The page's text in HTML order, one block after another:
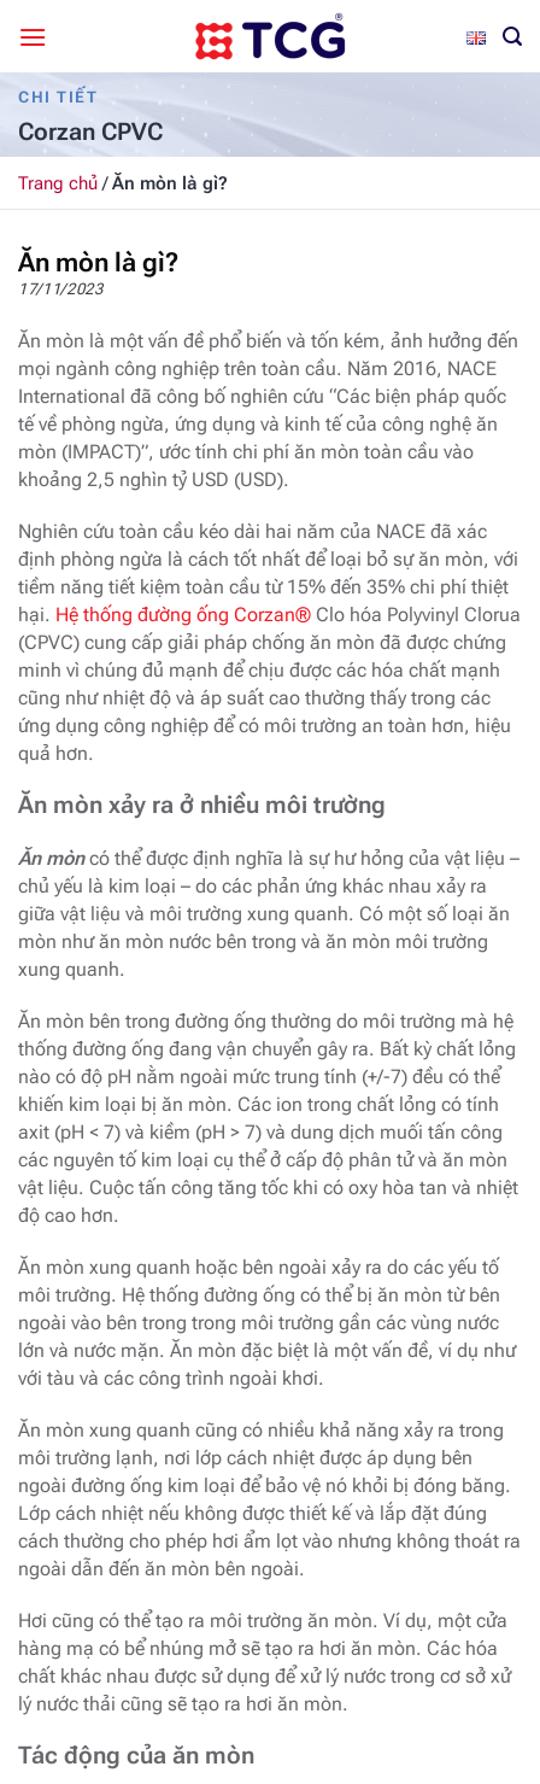
qua
nội
dungCHI TIẾT
Corzan CPVC
Trang chủ/Ăn mòn là gì?
Ăn mòn là gì?
17/11/2023
Ăn mòn là một vấn đề phổ biến và tốn kém, ảnh hưởng đến
mọi ngành công nghiệp trên toàn cầu. Năm 2016, NACE
International đã công bố nghiên cứu “Các biện pháp quốc
tế về phòng ngừa, ứng dụng và kinh tế của công nghệ ăn
mòn (IMPACT)”, ước tính chi phí ăn mòn toàn cầu vào
khoảng 2,5 nghìn tỷ USD (USD).
Nghiên cứu toàn cầu kéo dài hai năm của NACE đã xác
định phòng ngừa là cách tốt nhất để loại bỏ sự ăn mòn, với
tiềm năng tiết kiệm toàn cầu từ 15% đến 35% chi phí thiệt
hại. Hệ thống đường ống Corzan® Clo hóa Polyvinyl Clorua
(CPVC) cung cấp giải pháp chống ăn mòn đã được chứng
minh vì chúng đủ mạnh để chịu được các hóa chất mạnh
cũng như nhiệt độ và áp suất cao thường thấy trong các
ứng dụng công nghiệp để có môi trường an toàn hơn, hiệu
quả hơn.
Ăn mòn xảy ra ở nhiều môi trường
Ăn mòn có thể được định nghĩa là sự hư hỏng của vật liệu –
chủ yếu là kim loại – do các phản ứng khác nhau xảy ra
giữa vật liệu và môi trường xung quanh. Có một số loại ăn
mòn như ăn mòn nước bên trong và ăn mòn môi trường
xung quanh.
Ăn mòn bên trong đường ống thường do môi trường mà hệ
thống đường ống đang vận chuyển gây ra. Bất kỳ chất lỏng
nào có độ pH nằm ngoài mức trung tính (+/-7) đều có thể
khiến kim loại bị ăn mòn. Các ion trong chất lỏng có tính
axit (pH < 7) và kiềm (pH > 7) và dung dịch muối tấn công
các nguyên tố kim loại cụ thể ở cấp độ phân tử và ăn mòn
vật liệu. Cuộc tấn công tăng tốc khi có oxy hòa tan và nhiệt
độ cao hơn.
Ăn mòn xung quanh hoặc bên ngoài xảy ra do các yếu tố
môi trường. Hệ thống đường ống có thể bị ăn mòn từ bên
ngoài vào bên trong trong môi trường gần các vùng nước
lớn và nước mặn. Ăn mòn đặc biệt là một vấn đề, ví dụ như
với tàu và các công trình ngoài khơi.
Ăn mòn xung quanh cũng có nhiều khả năng xảy ra trong
môi trường lạnh, nơi lớp cách nhiệt được áp dụng bên
ngoài đường ống kim loại để bảo vệ nó khỏi bị đóng băng.
Lớp cách nhiệt nếu không được thiết kế và lắp đặt đúng
cách thường cho phép hơi ẩm lọt vào nhưng không thoát ra
ngoài dẫn đến ăn mòn bên ngoài.
Hơi cũng có thể tạo ra môi trường ăn mòn. Ví dụ, một cửa
hàng mạ có bể nhúng mở sẽ tạo ra hơi ăn mòn. Các hóa
chất khác nhau được sử dụng để xử lý nước trong cơ sở xử
lý nước thải cũng sẽ tạo ra hơi ăn mòn.
Tác động của ăn mòn